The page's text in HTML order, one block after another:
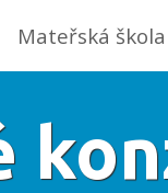
Mateřská škola